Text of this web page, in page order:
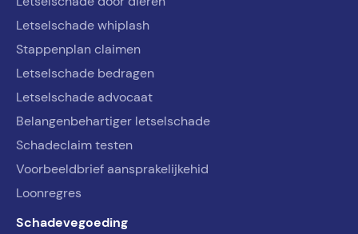
Letselschade whiplash
Stappenplan claimen
Letselschade bedragen
Letselschade advocaat
Belangenbehartiger letselschade
Schadeclaim testen
Voorbeeldbrief aansprakelijkehid
Loonregres
Schadevegoeding